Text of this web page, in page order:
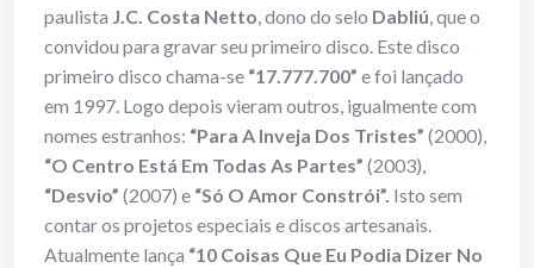
paulista J.C. Costa Netto, dono do selo Dabliú, que o
convidou para gravar seu primeiro disco. Este disco
primeiro disco chama-se “17.777.700” e foi lançado
em 1997. Logo depois vieram outros, igualmente com
nomes estranhos: “Para A Inveja Dos Tristes” (2000),
“O Centro Está Em Todas As Partes” (2003),
“Desvio” (2007) e “Só O Amor Constrói”. Isto sem
contar os projetos especiais e discos artesanais.
Atualmente lança “10 Coisas Que Eu Podia Dizer No